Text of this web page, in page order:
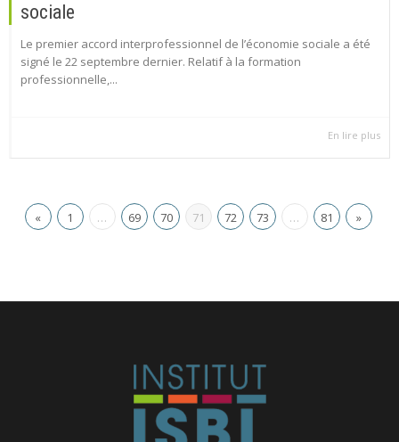
sociale
Le premier accord interprofessionnel de l’économie sociale a été
signé le 22 septembre dernier. Relatif à la formation
professionnelle,...
En lire plus
« 1 … 69 70 71 72 73 … 81 »